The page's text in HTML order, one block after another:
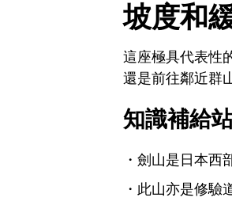
坡度和
這座極具代表性
還是前往鄰近群
知識補給
劍山是日本西
此山亦是修驗